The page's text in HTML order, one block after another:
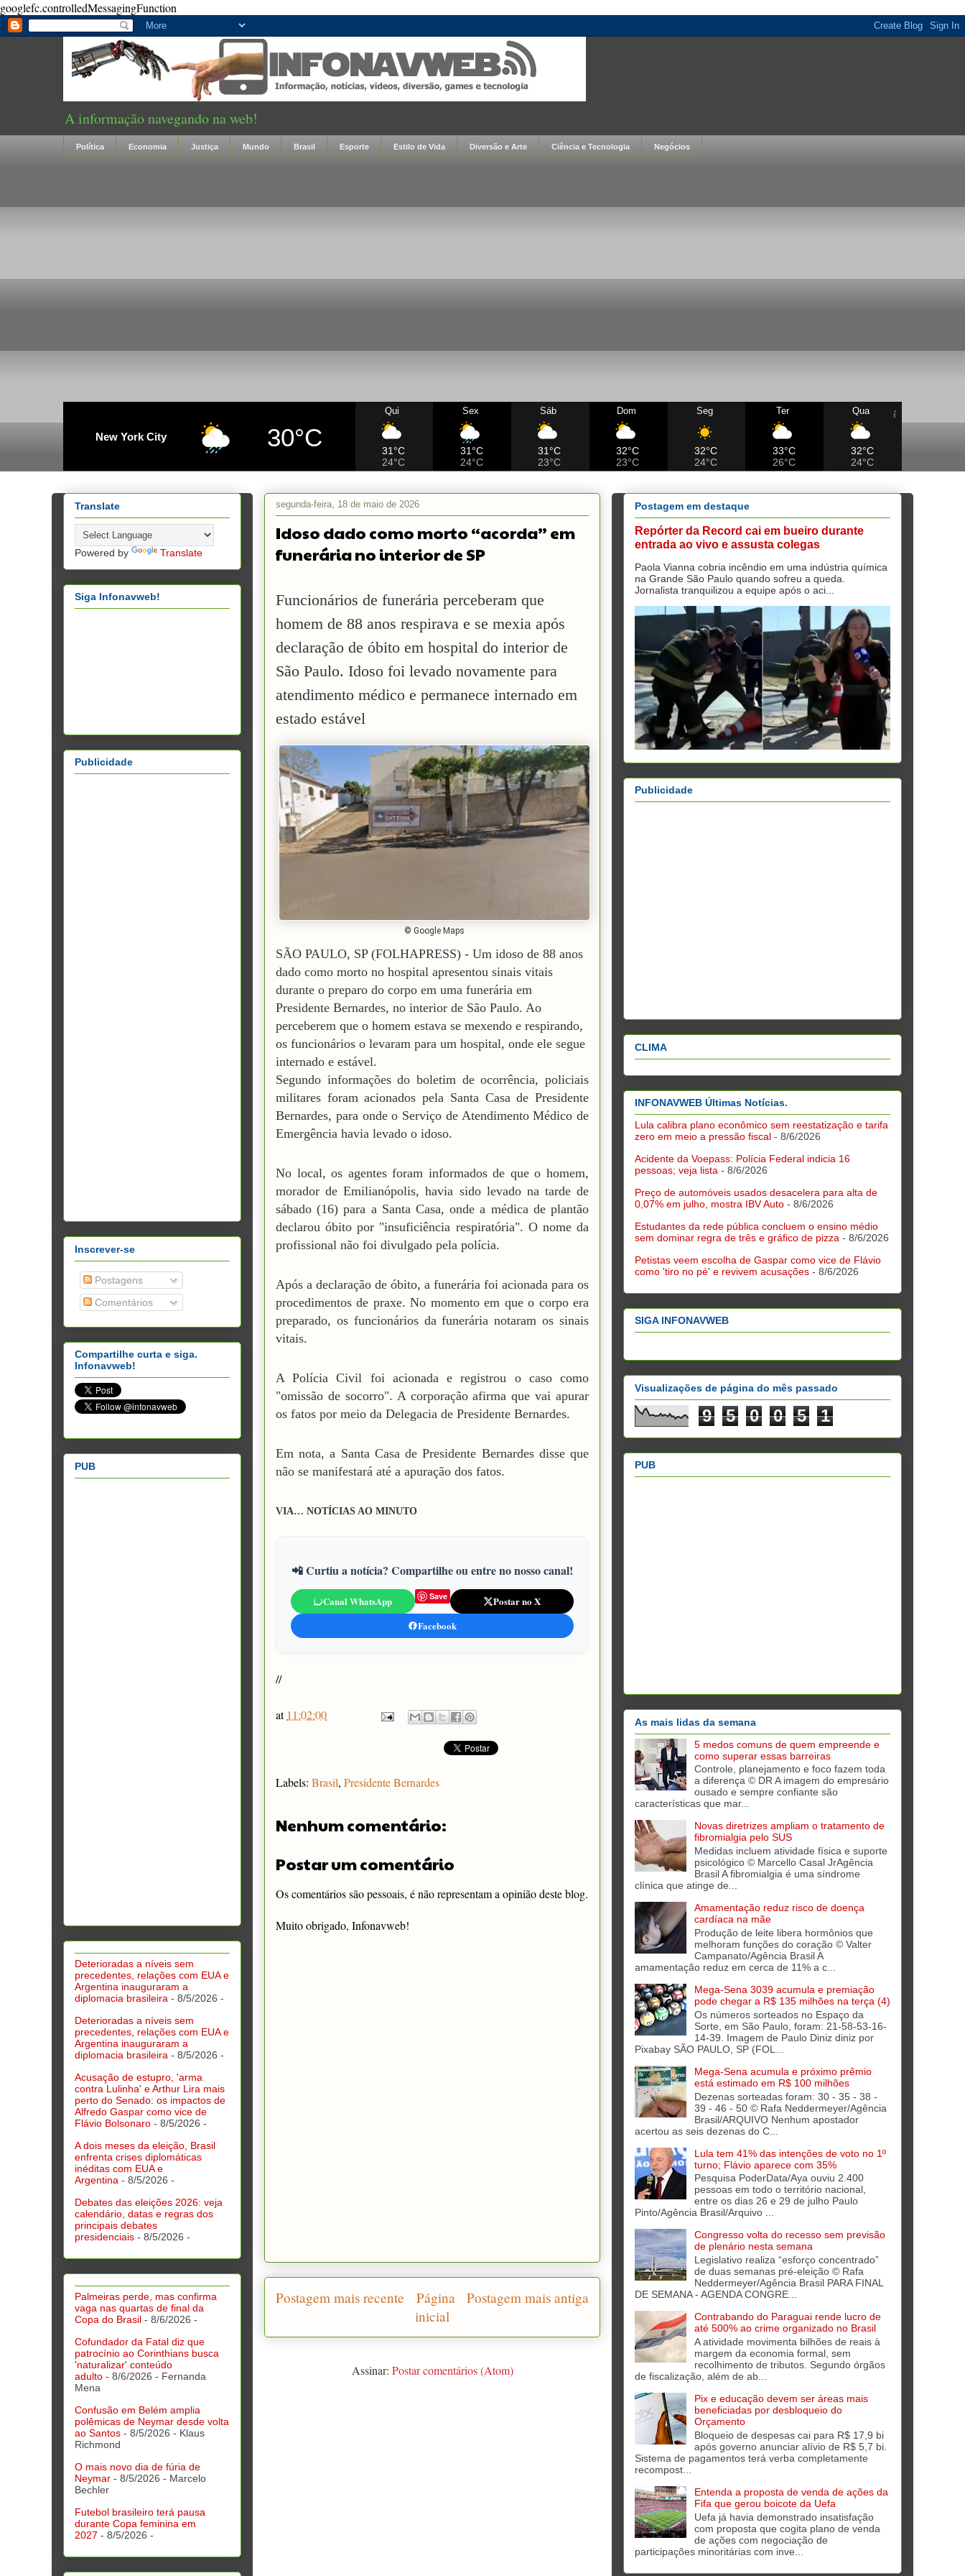
googlefc.controlledMessagingFunction
A informação navegando na web!
Política Economia Justiça Mundo Brasil Esporte Estilo de Vida Diversão e Arte Ciência e Tecnologia Negócios
New York City 30°C
Qui
31°C
24°C
Sex
31°C
24°C
Sáb
31°C
23°C
Dom
32°C
23°C
Seg
32°C
24°C
Ter
33°C
26°C
Qua
32°C
24°C
segunda-feira, 18 de maio de 2026
Idoso dado como morto “acorda” em
funerária no interior de SP
Funcionários de funerária perceberam que
homem de 88 anos respirava e se mexia após
declaração de óbito em hospital do interior de
São Paulo. Idoso foi levado novamente para
atendimento médico e permanece internado em
estado estável
© Google Maps
SÃO PAULO, SP (FOLHAPRESS) - Um idoso de 88 anos
dado como morto no hospital apresentou sinais vitais
durante o preparo do corpo em uma funerária em
Presidente Bernardes, no interior de São Paulo. Ao
perceberem que o homem estava se mexendo e respirando,
os funcionários o levaram para um hospital, onde ele segue
internado e estável.
Segundo informações do boletim de ocorrência, policiais
militares foram acionados pela Santa Casa de Presidente
Bernardes, para onde o Serviço de Atendimento Médico de
Emergência havia levado o idoso.
No local, os agentes foram informados de que o homem,
morador de Emilianópolis, havia sido levado na tarde de
sábado (16) para a Santa Casa, onde a médica de plantão
declarou óbito por "insuficiência respiratória". O nome da
profissional não foi divulgado pela polícia.
Após a declaração de óbito, a funerária foi acionada para os
procedimentos de praxe. No momento em que o corpo era
preparado, os funcionários da funerária notaram os sinais
vitais.
A Polícia Civil foi acionada e registrou o caso como
"omissão de socorro". A corporação afirma que vai apurar
os fatos por meio da Delegacia de Presidente Bernardes.
Em nota, a Santa Casa de Presidente Bernardes disse que
não se manifestará até a apuração dos fatos.
VIA… NOTÍCIAS AO MINUTO
📲 Curtiu a notícia? Compartilhe ou entre no nosso canal!
Canal WhatsApp Save
Postar no X
Facebook
//
at 11:02:00
Labels: Brasil, Presidente Bernardes
Nenhum comentário:
Postar um comentário
Os comentários são pessoais, é não representam a opinião deste blog.
Muito obrigado, Infonavweb!
Postagem mais recente Postagem mais antiga
Página
inicial
Assinar: Postar comentários (Atom)
Translate
Powered by Translate
Siga Infonavweb!
Publicidade
Inscrever-se
Postagens
Comentários
Compartilhe curta e siga.
Infonavweb!
PUB
Deterioradas a níveis sem
precedentes, relações com EUA e
Argentina inauguraram a
diplomacia brasileira - 8/5/2026 -
Deterioradas a níveis sem
precedentes, relações com EUA e
Argentina inauguraram a
diplomacia brasileira - 8/5/2026 -
Acusação de estupro, 'arma
contra Lulinha' e Arthur Lira mais
perto do Senado: os impactos de
Alfredo Gaspar como vice de
Flávio Bolsonaro - 8/5/2026 -
A dois meses da eleição, Brasil
enfrenta crises diplomáticas
inéditas com EUA e
Argentina - 8/5/2026 -
Debates das eleições 2026: veja
calendário, datas e regras dos
principais debates
presidenciais - 8/5/2026 -
Palmeiras perde, mas confirma
vaga nas quartas de final da
Copa do Brasil - 8/6/2026 -
Cofundador da Fatal diz que
patrocínio ao Corinthians busca
'naturalizar' conteúdo
adulto - 8/6/2026 - Fernanda
Mena
Confusão em Belém amplia
polêmicas de Neymar desde volta
ao Santos - 8/5/2026 - Klaus
Richmond
O mais novo dia de fúria de
Neymar - 8/5/2026 - Marcelo
Bechler
Futebol brasileiro terá pausa
durante Copa feminina em
2027 - 8/5/2026 -
Postagem em destaque
Repórter da Record cai em bueiro durante
entrada ao vivo e assusta colegas
Paola Vianna cobria incêndio em uma indústria química
na Grande São Paulo quando sofreu a queda.
Jornalista tranquilizou a equipe após o aci...
Publicidade
CLIMA
INFONAVWEB Últimas Notícias.
Lula calibra plano econômico sem reestatização e tarifa
zero em meio a pressão fiscal - 8/6/2026
Acidente da Voepass: Polícia Federal indicia 16
pessoas; veja lista - 8/6/2026
Preço de automóveis usados desacelera para alta de
0,07% em julho, mostra IBV Auto - 8/6/2026
Estudantes da rede pública concluem o ensino médio
sem dominar regra de três e gráfico de pizza - 8/6/2026
Petistas veem escolha de Gaspar como vice de Flávio
como 'tiro no pé' e revivem acusações - 8/6/2026
SIGA INFONAVWEB
Visualizações de página do mês passado
9 5 0 0 5 1
PUB
As mais lidas da semana
5 medos comuns de quem empreende e
como superar essas barreiras
Controle, planejamento e foco fazem toda
a diferença © DR A imagem do empresário
ousado e sempre confiante são
características que mar...
Novas diretrizes ampliam o tratamento de
fibromialgia pelo SUS
Medidas incluem atividade física e suporte
psicológico © Marcello Casal JrAgência
Brasil A fibromialgia é uma síndrome
clínica que atinge de...
Amamentação reduz risco de doença
cardíaca na mãe
Produção de leite libera hormônios que
melhoram funções do coração © Valter
Campanato/Agência Brasil A
amamentação reduz em cerca de 11% a c...
Mega-Sena 3039 acumula e premiação
pode chegar a R$ 135 milhões na terça (4)
Os números sorteados no Espaço da
Sorte, em São Paulo, foram: 21-58-53-16-
14-39. Imagem de Paulo Diniz diniz por
Pixabay SÃO PAULO, SP (FOL...
Mega-Sena acumula e próximo prêmio
está estimado em R$ 100 milhões
Dezenas sorteadas foram: 30 - 35 - 38 -
39 - 46 - 50 © Rafa Neddermeyer/Agência
Brasil/ARQUIVO Nenhum apostador
acertou as seis dezenas do C...
Lula tem 41% das intenções de voto no 1º
turno; Flávio aparece com 35%
Pesquisa PoderData/Aya ouviu 2.400
pessoas em todo o território nacional,
entre os dias 26 e 29 de julho Paulo
Pinto/Agência Brasil/Arquivo ...
Congresso volta do recesso sem previsão
de plenário nesta semana
Legislativo realiza “esforço concentrado”
de duas semanas pré-eleição © Rafa
Neddermeyer/Agência Brasil PARA FINAL
DE SEMANA - AGENDA CONGRE...
Contrabando do Paraguai rende lucro de
até 500% ao crime organizado no Brasil
A atividade movimenta bilhões de reais à
margem da economia formal, sem
recolhimento de tributos. Segundo órgãos
de fiscalização, além de ab...
Pix e educação devem ser áreas mais
beneficiadas por desbloqueio do
Orçamento
Bloqueio de despesas cai para R$ 17,9 bi
após governo anunciar alívio de R$ 5,7 bi.
Sistema de pagamentos terá verba completamente
recompost...
Entenda a proposta de venda de ações da
Fifa que gerou boicote da Uefa
Uefa já havia demonstrado insatisfação
com proposta que cogita plano de venda
de ações com negociação de
participações minoritárias com inve...